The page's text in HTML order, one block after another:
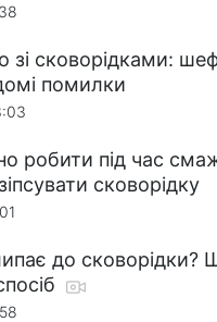
зі сковорідками:
помилки
робити під час
сковорідку
до сковорідки?